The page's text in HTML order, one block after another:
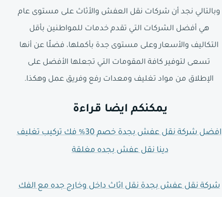
وبالتالي نجد أن شركات نقل العفش والأثاث على مستوى عام
هي أفضل الشركات التي تقدم خدمات للمواطنين بأقل
التكاليف والأسعار وعلى مستوى جدة بأكملها، فضلًا عن أنها
تسعى لتوفير كافة المقومات التي تجعلها الأفضل على
الإطلاق من مواد تغليف ومعدات رفع وفريق عمل وهكذا.
يمكنكم ايضا قراءة
افضل شركة نقل عفش بجدة خصم 30% فك تركيب تغليف
دينا نقل عفش بجده مغلقة
شركة نقل عفش بجدة نقل اثاث داخل وخارج جده مع الفك